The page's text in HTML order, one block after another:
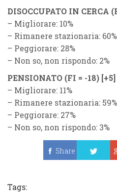
DISOCCUPATO IN CERCA (
– Migliorare: 10%
– Rimanere stazionaria: 60%
– Peggiorare: 28%
– Non so, non rispondo: 2%
PENSIONATO (FI = -18) [+5]
– Migliorare: 11%
– Rimanere stazionaria: 59%
– Peggiorare: 27%
– Non so, non rispondo: 3%
Share
Tags: